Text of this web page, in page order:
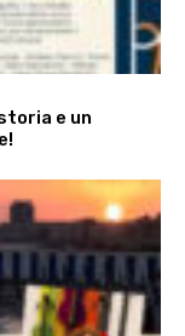
e un